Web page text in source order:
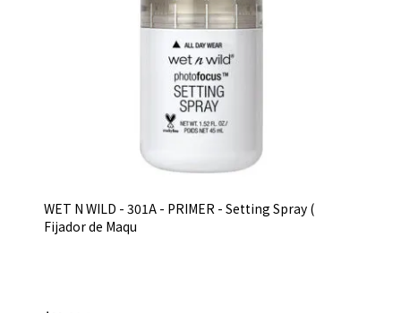
WET N WILD - 301A - PRIMER - Setting Spray (
Fijador de Maqu